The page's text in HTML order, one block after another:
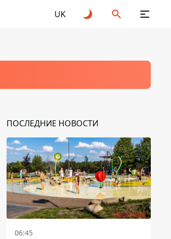
UK
ПОСЛЕДНИЕ НОВОСТИ
06:45